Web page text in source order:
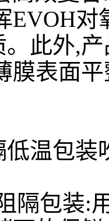
EVOH
此外,
膜表面
低温包
隔包装: